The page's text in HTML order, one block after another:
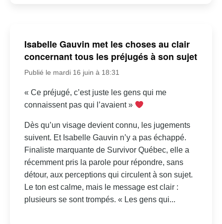
Isabelle Gauvin met les choses au clair
concernant tous les préjugés à son sujet
Publié le mardi 16 juin à 18:31
« Ce préjugé, c’est juste les gens qui me
connaissent pas qui l’avaient »
Dès qu’un visage devient connu, les jugements
suivent. Et Isabelle Gauvin n’y a pas échappé.
Finaliste marquante de Survivor Québec, elle a
récemment pris la parole pour répondre, sans
détour, aux perceptions qui circulent à son sujet.
Le ton est calme, mais le message est clair :
plusieurs se sont trompés. « Les gens qui...